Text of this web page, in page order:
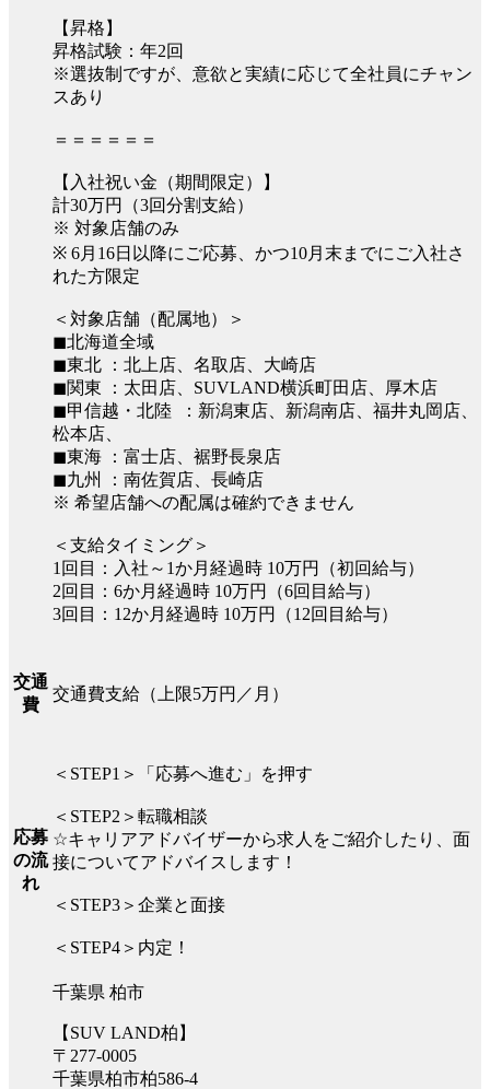
【昇格】
昇格試験：年2回
※選抜制ですが、意欲と実績に応じて全社員にチャン
スあり
＝＝＝＝＝＝
【入社祝い金（期間限定）】
計30万円（3回分割支給）
※ 対象店舗のみ
※ 6月16日以降にご応募、かつ10月末までにご入社さ
れた方限定
＜対象店舗（配属地）＞
◼︎北海道全域
◼︎東北 ：北上店、名取店、大崎店
◼︎関東 ：太田店、SUVLAND横浜町田店、厚木店
◼︎甲信越・北陸 ：新潟東店、新潟南店、福井丸岡店、
松本店、
◼︎東海 ：富士店、裾野長泉店
◼︎九州 ：南佐賀店、長崎店
※ 希望店舗への配属は確約できません
＜支給タイミング＞
1回目：入社～1か月経過時 10万円（初回給与）
2回目：6か月経過時 10万円（6回目給与）
3回目：12か月経過時 10万円（12回目給与）
交通
費
交通費支給（上限5万円／月）
応募
の流
れ
＜STEP1＞「応募へ進む」を押す
＜STEP2＞転職相談
☆キャリアアドバイザーから求人をご紹介したり、面
接についてアドバイスします！
＜STEP3＞企業と面接
＜STEP4＞内定！
千葉県 柏市
【SUV LAND柏】
〒277-0005
千葉県柏市柏586-4